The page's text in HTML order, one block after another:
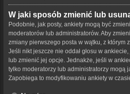
W jaki sposób zmienić lub
Podobnie, jak posty, ankiety mogą być
moderatorów lub administratorów. Aby
zmiany pierwszego posta w wątku, z którym
Jeśli nikt jeszcze nie oddał głosu w
lub zmienić jej opcje. Jednakże, jeśli w
tylko moderatorzy lub administratorzy mogą
Zapobiega to modyfikowaniu ankiety w